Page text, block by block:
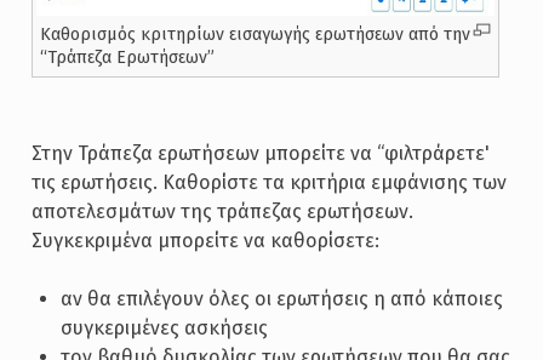
Καθορισμός κριτηρίων εισαγωγής ερωτήσεων από την
“Τράπεζα Ερωτήσεων”
Στην Τράπεζα ερωτήσεων μπορείτε να “φιλτράρετε'
τις ερωτήσεις. Καθορίστε τα κριτήρια εμφάνισης των
αποτελεσμάτων της τράπεζας ερωτήσεων.
Συγκεκριμένα μπορείτε να καθορίσετε:
αν θα επιλέγουν όλες οι ερωτήσεις η από κάποιες
συγκεριμένες ασκήσεις